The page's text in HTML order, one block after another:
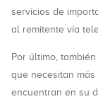
servicios de
al remitente vía
Por último,
que necesitan
encuentran en su